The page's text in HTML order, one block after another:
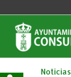
Noticias